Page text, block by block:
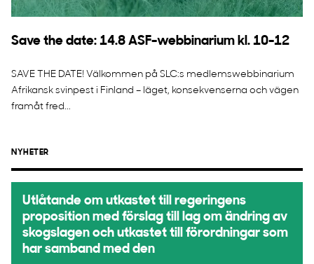
Save the date: 14.8 ASF-webbinarium kl. 10-12
SAVE THE DATE! Välkommen på SLC:s medlemswebbinarium
Afrikansk svinpest i Finland – läget, konsekvenserna och vägen
framåt fred...
NYHETER
Utlåtande om utkastet till regeringens
proposition med förslag till lag om ändring av
skogslagen och utkastet till förordningar som
har samband med den